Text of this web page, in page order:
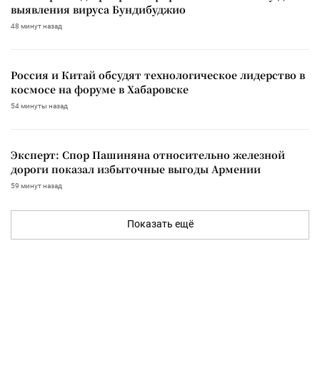
выявления вируса Бундибуджио
48 минут назад
Россия и Китай обсудят технологическое лидерство в
космосе на форуме в Хабаровске
54 минуты назад
Эксперт: Спор Пашиняна относительно железной
дороги показал избыточные выгоды Армении
59 минут назад
Показать ещё